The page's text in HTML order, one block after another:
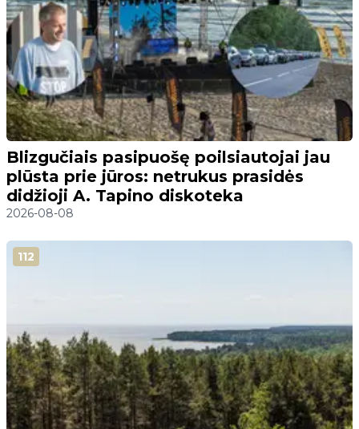
Blizgučiais pasipuošę poilsiautojai jau
plūsta prie jūros: netrukus prasidės
didžioji A. Tapino diskoteka
2026-08-08
112